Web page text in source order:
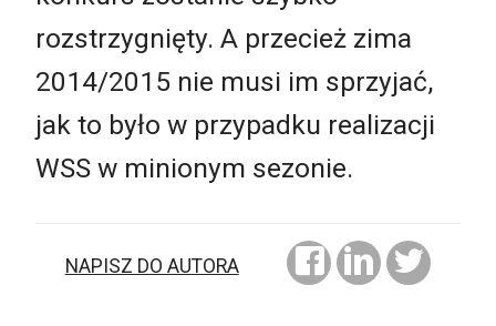
rozstrzygnięty. A przecież zima
2014/2015 nie musi im sprzyjać,
jak to było w przypadku realizacji
WSS w minionym sezonie.
NAPISZ DO AUTORA